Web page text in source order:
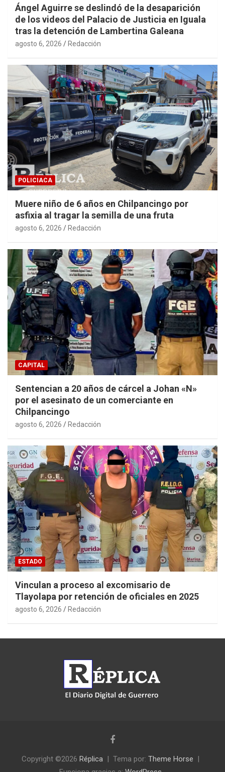
Ángel Aguirre se deslindó de la desaparición
de los videos del Palacio de Justicia en Iguala
tras la detención de Lambertina Galeana
agosto 6, 2026 Redacción
POLICIACA
Muere niño de 6 años en Chilpancingo por
asfixia al tragar la semilla de una fruta
agosto 6, 2026 Redacción
CAPITAL
Sentencian a 20 años de cárcel a Johan «N»
por el asesinato de un comerciante en
Chilpancingo
agosto 6, 2026 Redacción
ESTADO
Vinculan a proceso al excomisario de
Tlayolapa por retención de oficiales en 2025
agosto 6, 2026 Redacción
Copyright ©2026 Réplica Tema por: Theme Horse